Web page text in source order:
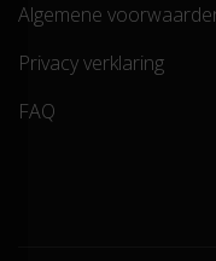
Algemene
Privacy verklaring
FAQ